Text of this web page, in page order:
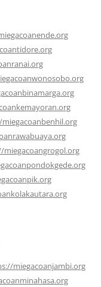
miegacoangrogol.org
miegacoanjambi.org